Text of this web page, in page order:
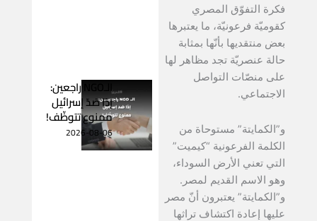
فكرة التفوّق المصري
كقوميّة فرعونيّة، ما يعتبرها
بعض منتقديها بأنّها بمثابة
حالة عنصريّة تجد مظاهر لها
على منصّات التواصل
الاجتماعي.
و”الكمايتة” مستوحاة من
الكلمة الفرعونية “كيميت”
التي تعني الأرض السوداء،
وهو الاسم القديم لمصر.
و”الكمايتة” يعتبرون أنّ مصر
عليها إعادة اكتشاف تراثها
الـNGO راجعين:
إذا ضدّ إسرائيل
ممنوع تتوظّف!
2026-08-06